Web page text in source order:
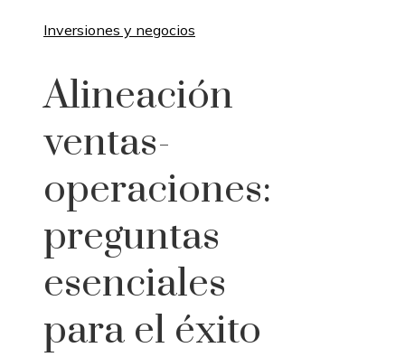
Inversiones y negocios
Alineación
ventas-
operaciones:
preguntas
esenciales
para el éxito